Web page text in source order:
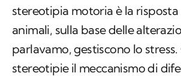
stereotipia motoria è la
animali, sulla base delle
parlavamo, gestiscono lo
stereotipie il meccanismo di